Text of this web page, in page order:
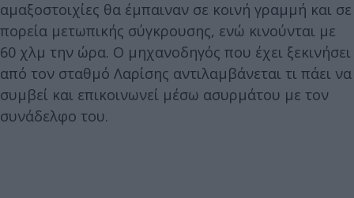
αμαξοστοιχίες θα έμπαιναν σε κοινή γραμμή και σε
πορεία μετωπικής σύγκρουσης, ενώ κινούνται με
60 χλμ την ώρα. Ο μηχανοδηγός που έχει ξεκινήσει
από τον σταθμό Λαρίσης αντιλαμβάνεται τι πάει να
συμβεί και επικοινωνεί μέσω ασυρμάτου με τον
συνάδελφο του.